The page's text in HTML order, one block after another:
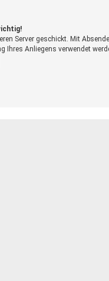
Server geschickt. Mit
Ihres Anliegens verwendet